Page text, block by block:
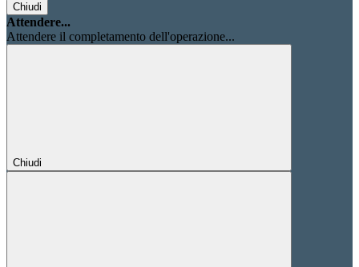
Chiudi
Attendere...
Attendere il completamento dell'operazione...
Chiudi